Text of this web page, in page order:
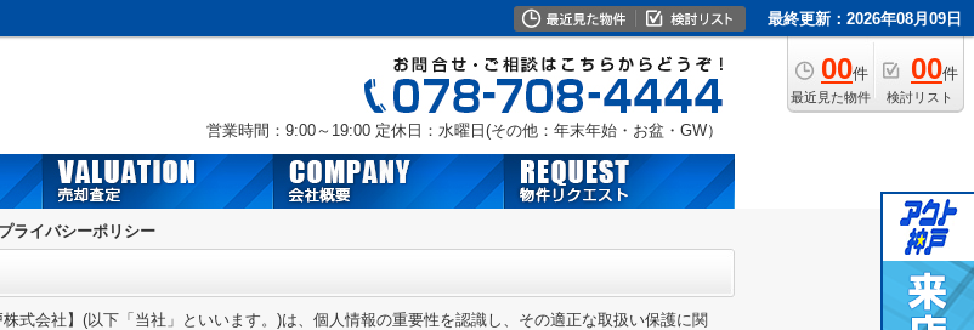
最終更新：2026年08月09日
00件
最近見た物件
00件
検討リスト
営業時間：9:00～19:00 定休日：水曜日(その他：年末年始・お盆・GW）
プライバシーポリシー
株式会社】(以下「当社」といいます。)は、個人情報の重要性を認識し、その適正な取扱い保護に関